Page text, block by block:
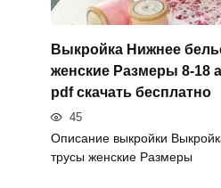
Выкройка Нижнее
женские Размеры 8-18
pdf скачать бесплатно
45
Описание выкройки
трусы женские Размеры